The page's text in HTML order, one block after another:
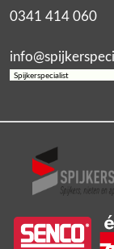
0341 414 060